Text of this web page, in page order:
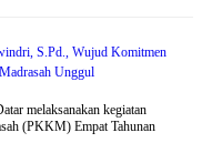
S.Pd., Wujud Komitmen
Unggul
melaksanakan kegiatan
(PKKM) Empat Tahunan